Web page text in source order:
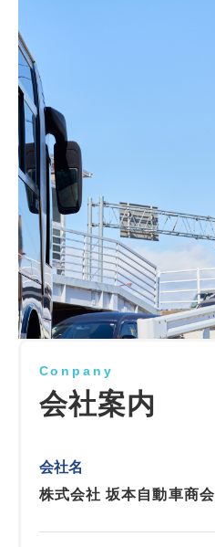
Conpany
会社案内
会社名
株式会社 坂本自動車商会